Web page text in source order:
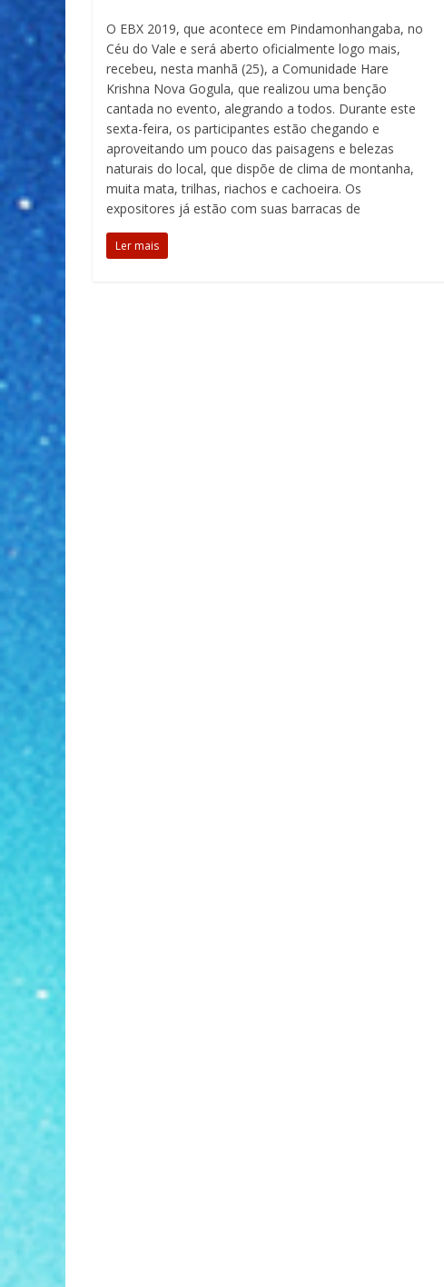
O EBX 2019, que acontece em Pindamonhangaba, no
Céu do Vale e será aberto oficialmente logo mais,
recebeu, nesta manhã (25), a Comunidade Hare
Krishna Nova Gogula, que realizou uma benção
cantada no evento, alegrando a todos. Durante este
sexta-feira, os participantes estão chegando e
aproveitando um pouco das paisagens e belezas
naturais do local, que dispõe de clima de montanha,
muita mata, trilhas, riachos e cachoeira. Os
expositores já estão com suas barracas de
Ler mais